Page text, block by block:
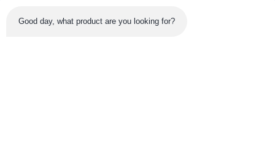
Good day, what product are you looking for?